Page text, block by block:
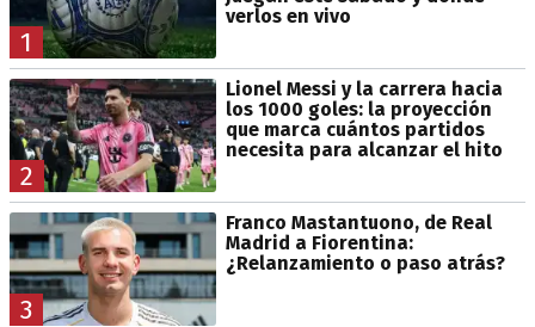
1
verlos en vivo
2
Lionel Messi y la carrera hacia
los 1000 goles: la proyección
que marca cuántos partidos
necesita para alcanzar el hito
3
Franco Mastantuono, de Real
Madrid a Fiorentina:
¿Relanzamiento o paso atrás?